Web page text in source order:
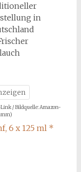
in
/ Bildquelle: Amazon-
6 x 125 ml *